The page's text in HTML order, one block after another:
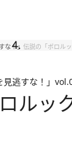
な！」 伝説の「ボロル
逃すな！」
ルッ